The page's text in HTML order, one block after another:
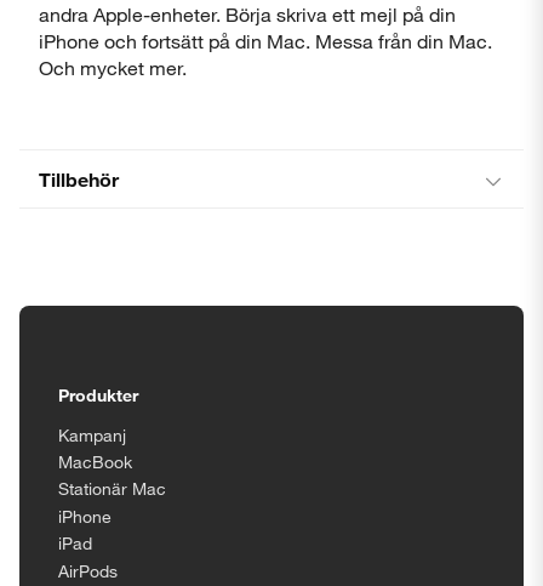
andra Apple-enheter. Börja skriva ett mejl på din
iPhone och fortsätt på din Mac. Messa från din Mac.
Och mycket mer.
Tillbehör
Produkter
Kampanj
MacBook
Stationär Mac
iPhone
iPad
AirPods